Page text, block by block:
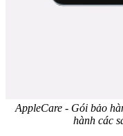
AppleCare - Gói bảo
hành các